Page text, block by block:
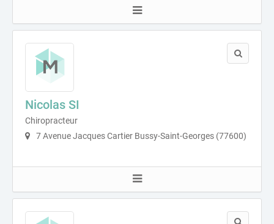
Nicolas SI
Chiropracteur
7 Avenue Jacques Cartier Bussy-Saint-Georges (77600)